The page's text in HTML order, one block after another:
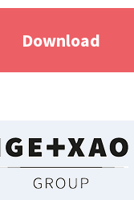
Download